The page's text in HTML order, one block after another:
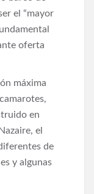
el “mayor
oferta
máxima
en
el
de
y algunas